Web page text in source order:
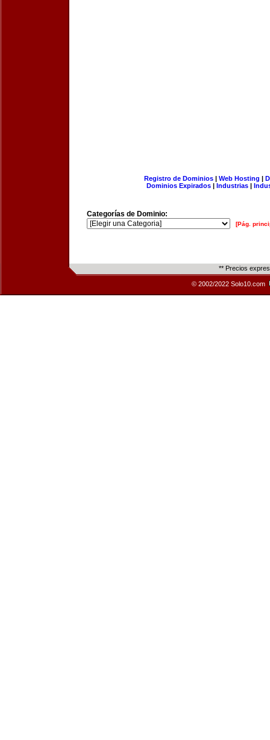
Registro de Dominios| Web Hosting |
Dominios Expirados | Industrias |
Categorías de Dominio:
[Pág.
** Precios
© 2002/2022 Solo10.com